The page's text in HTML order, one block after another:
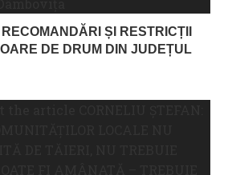
ȘI RESTRICȚII
DE DRUM DIN JUDEȚUL